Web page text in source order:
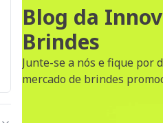
Blog da
Brindes
Junte-se a nós e fique por
mercado de brindes